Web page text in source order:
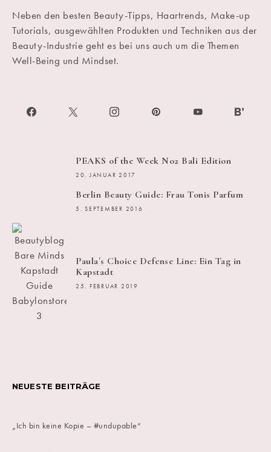
Neben den besten Beauty-Tipps, Haartrends, Make-up
Tutorials, ausgewählten Produkten und Techniken aus der
Beauty-Industrie geht es bei uns auch um die Themen
Well-Being und Mindset.
PEAKS of the Week No2 Bali Edition
20. JANUAR 2017
Berlin Beauty Guide: Frau Tonis Parfum
5. SEPTEMBER 2016
Paula´s Choice Defense Line: Ein Tag in
Kapstadt
25. FEBRUAR 2019
NEUESTE BEITRÄGE
„Ich bin keine Kopie – #undupable“